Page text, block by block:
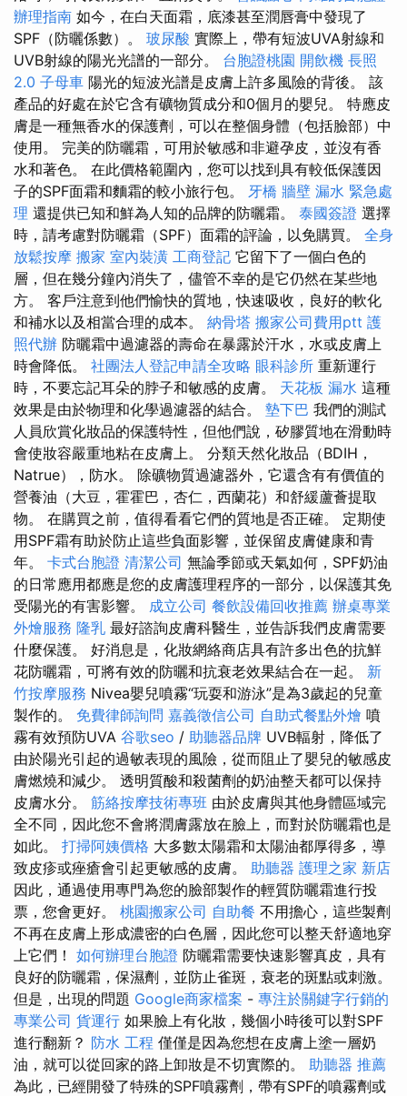
辦理指南 如今，在白天面霜，底漆甚至潤唇膏中發現了
SPF（防曬係數）。 玻尿酸 實際上，帶有短波UVA射線和
UVB射線的陽光光譜的一部分。 台胞證桃園 開飲機 長照
2.0 子母車 陽光的短波光譜是皮膚上許多風險的背後。 該
產品的好處在於它含有礦物質成分和0個月的嬰兒。 特應皮
膚是一種無香水的保護劑，可以在整個身體（包括臉部）中
使用。 完美的防曬霜，可用於敏感和非避孕皮，並沒有香
水和著色。 在此價格範圍內，您可以找到具有較低保護因
子的SPF面霜和麵霜的較小旅行包。 牙橋 牆壁 漏水 緊急處
理 還提供已知和鮮為人知的品牌的防曬霜。 泰國簽證 選擇
時，請考慮對防曬霜（SPF）面霜的評論，以免購買。 全身
放鬆按摩 搬家 室內裝潢 工商登記 它留下了一個白色的
層，但在幾分鐘內消失了，儘管不幸的是它仍然在某些地
方。 客戶注意到他們愉快的質地，快速吸收，良好的軟化
和補水以及相當合理的成本。 納骨塔 搬家公司費用ptt 護
照代辦 防曬霜中過濾器的壽命在暴露於汗水，水或皮膚上
時會降低。 社團法人登記申請全攻略 眼科診所 重新運行
時，不要忘記耳朵的脖子和敏感的皮膚。 天花板 漏水 這種
效果是由於物理和化學過濾器的結合。 墊下巴 我們的測試
人員欣賞化妝品的保護特性，但他們說，矽膠質地在滑動時
會使妝容嚴重地粘在皮膚上。 分類天然化妝品（BDIH，
Natrue），防水。 除礦物質過濾器外，它還含有有價值的
營養油（大豆，霍霍巴，杏仁，西蘭花）和舒緩蘆薈提取
物。 在購買之前，值得看看它們的質地是否正確。 定期使
用SPF霜有助於防止這些負面影響，並保留皮膚健康和青
年。 卡式台胞證 清潔公司 無論季節或天氣如何，SPF奶油
的日常應用都應是您的皮膚護理程序的一部分，以保護其免
受陽光的有害影響。 成立公司 餐飲設備回收推薦 辦桌專業
外燴服務 隆乳 最好諮詢皮膚科醫生，並告訴我們皮膚需要
什麼保護。 好消息是，化妝網絡商店具有許多出色的抗鮮
花防曬霜，可將有效的防曬和抗衰老效果結合在一起。 新
竹按摩服務 Nivea嬰兒噴霧“玩耍和游泳”是為3歲起的兒童
製作的。 免費律師詢問 嘉義徵信公司 自助式餐點外燴 噴
霧有效預防UVA 谷歌seo / 助聽器品牌 UVB輻射，降低了
由於陽光引起的過敏表現的風險，從而阻止了嬰兒的敏感皮
膚燃燒和減少。 透明質酸和殺菌劑的奶油整天都可以保持
皮膚水分。 筋絡按摩技術專班 由於皮膚與其他身體區域完
全不同，因此您不會將潤膚露放在臉上，而對於防曬霜也是
如此。 打掃阿姨價格 大多數太陽霜和太陽油都厚得多，導
致皮疹或痤瘡會引起更敏感的皮膚。 助聽器 護理之家 新店
因此，通過使用專門為您的臉部製作的輕質防曬霜進行投
票，您會更好。 桃園搬家公司 自助餐 不用擔心，這些製劑
不再在皮膚上形成濃密的白色層，因此您可以整天舒適地穿
上它們！ 如何辦理台胞證 防曬霜需要快速影響真皮，具有
良好的防曬霜，保濕劑，並防止雀斑，衰老的斑點或刺激。
但是，出現的問題 Google商家檔案 - 專注於關鍵字行銷的
專業公司 貨運行 如果臉上有化妝，幾個小時後可以對SPF
進行翻新？ 防水 工程 僅僅是因為您想在皮膚上塗一層奶
油，就可以從回家的路上卸妝是不切實際的。 助聽器 推薦
為此，已經開發了特殊的SPF噴霧劑，帶有SPF的噴霧劑或